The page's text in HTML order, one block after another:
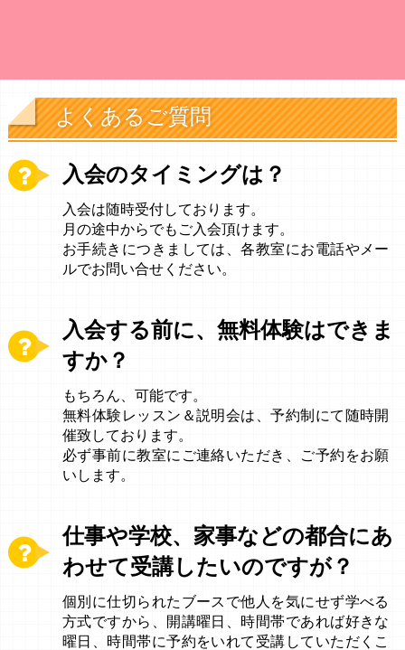
よくあるご質問
入会のタイミングは？
入会は随時受付しております。
月の途中からでもご入会頂けます。
お手続きにつきましては、各教室にお電話やメー
ルでお問い合せください。
入会する前に、無料体験はできま
すか？
もちろん、可能です。
無料体験レッスン＆説明会は、予約制にて随時開
催致しております。
必ず事前に教室にご連絡いただき、ご予約をお願
いします。
仕事や学校、家事などの都合にあ
わせて受講したいのですが？
個別に仕切られたブースで他人を気にせず学べる
方式ですから、開講曜日、時間帯であれば好きな
曜日、時間帯に予約をいれて受講していただくこ